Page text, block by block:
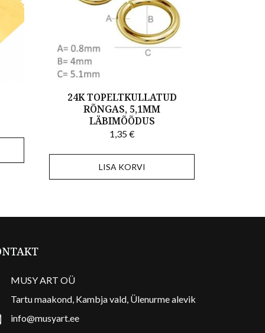
24K TOPELTKULLATUD
RÕNGAS, 5,1MM
LÄBIMÕÕDUS
1,35€
LISA KORVI
MUSY ART OÜ
Tartu maakond, Kambja vald, Ülenurme alevik
info@musyart.ee